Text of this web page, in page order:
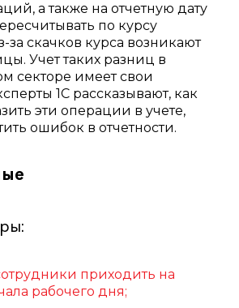
а также на отчетную дату
по курсу
за скачков курса возникают
Учет таких разниц в
секторе имеет свои
1С рассказывают, как
эти операции в учете,
ошибок в отчетности.
приходить на
рабочего дня;